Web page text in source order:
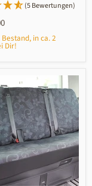
(5 Bewertungen)
in ca. 2
Dir!